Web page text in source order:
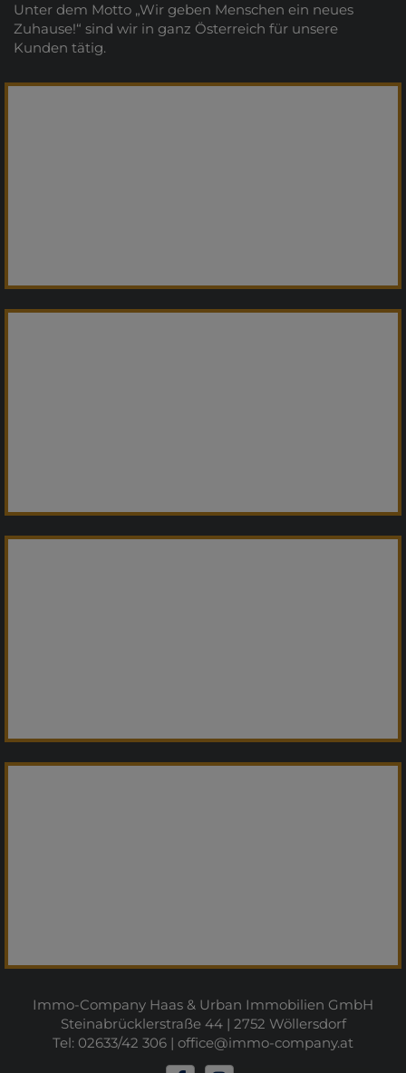
Unter dem Motto „Wir geben Menschen ein neues
Zuhause!“ sind wir in ganz Österreich für unsere
Kunden tätig.
Immo-Company Haas & Urban Immobilien GmbH
Steinabrücklerstraße 44 | 2752 Wöllersdorf
Tel: 02633/42 306 | office@immo-company.at